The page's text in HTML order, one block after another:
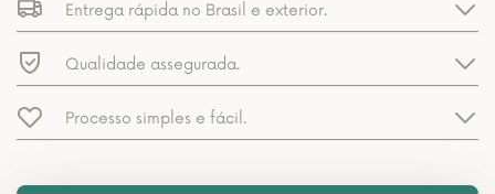
Entrega rápida no Brasil e exterior.
Qualidade assegurada.
Processo simples e fácil.